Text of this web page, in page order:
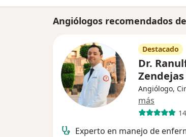
Angiólogos recomendados
Destacado
Dr.
Angiólogo,
más
Experto en manejo de